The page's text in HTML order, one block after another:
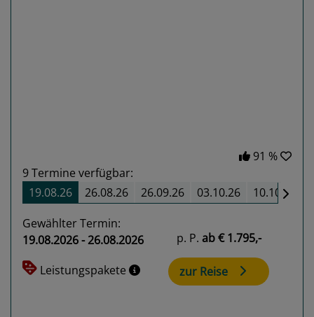
91 %
9Termine verfügbar:
19.08.26
26.08.26 26.09.26 03.10.26 10.10.26
Gewählter Termin:
19.08.2026 - 26.08.2026
Leistungspakete
p. P. ab€ 1.795,-
zur Reise